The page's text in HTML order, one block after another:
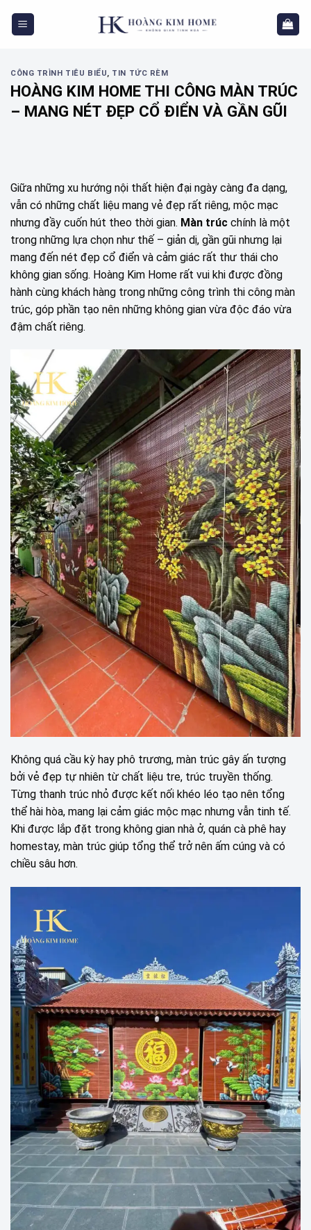
CÔNG TRÌNH TIÊU BIỂU, TIN TỨC RÈM
HOÀNG KIM HOME THI CÔNG MÀN TRÚC
– MANG NÉT ĐẸP CỔ ĐIỂN VÀ GẦN GŨI
Giữa những xu hướng nội thất hiện đại ngày càng đa dạng,
vẫn có những chất liệu mang vẻ đẹp rất riêng, mộc mạc
nhưng đầy cuốn hút theo thời gian. Màn trúc chính là một
trong những lựa chọn như thế – giản dị, gần gũi nhưng lại
mang đến nét đẹp cổ điển và cảm giác rất thư thái cho
không gian sống. Hoàng Kim Home rất vui khi được đồng
hành cùng khách hàng trong những công trình thi công màn
trúc, góp phần tạo nên những không gian vừa độc đáo vừa
đậm chất riêng.
Không quá cầu kỳ hay phô trương, màn trúc gây ấn tượng
bởi vẻ đẹp tự nhiên từ chất liệu tre, trúc truyền thống.
Từng thanh trúc nhỏ được kết nối khéo léo tạo nên tổng
thể hài hòa, mang lại cảm giác mộc mạc nhưng vẫn tinh tế.
Khi được lắp đặt trong không gian nhà ở, quán cà phê hay
homestay, màn trúc giúp tổng thể trở nên ấm cúng và có
chiều sâu hơn.